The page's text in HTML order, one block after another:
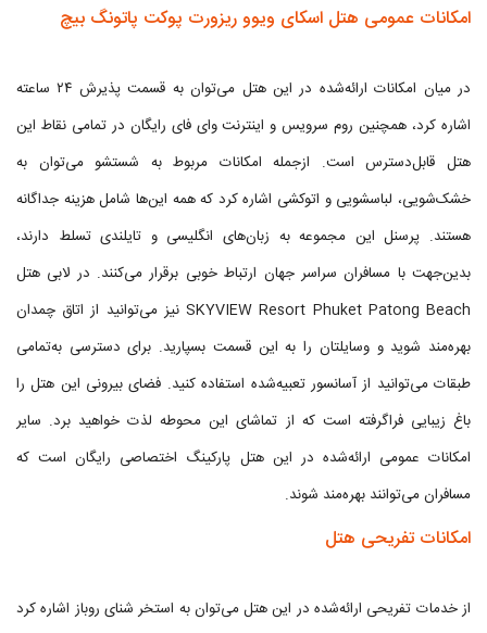
امکانات عمومی هتل اسکای ویوو ریزورت پوکت پاتونگ بیچ
در میان امکانات ارائه‌شده در این هتل می‌توان به قسمت پذیرش ۲۴ ساعته
اشاره کرد، همچنین روم سرویس و اینترنت وای فای رایگان در تمامی نقاط این
هتل قابل‌دسترس است. ازجمله امکانات مربوط به شستشو می‌توان به
خشک‌شویی، لباسشویی و اتوکشی اشاره کرد که همه این‌ها شامل هزینه جداگانه
هستند. پرسنل این مجموعه به زبان‌های انگلیسی و تایلندی تسلط دارند،
بدین‌جهت با مسافران سراسر جهان ارتباط خوبی برقرار می‌کنند. در لابی هتل
SKYVIEW Resort Phuket Patong Beach نیز می‌توانید از اتاق چمدان
بهره‌مند شوید و وسایلتان را به این قسمت بسپارید. برای دسترسی به‌تمامی
طبقات می‌توانید از آسانسور تعبیه‌شده استفاده کنید. فضای بیرونی این هتل را
باغ زیبایی فراگرفته است که از تماشای این محوطه لذت خواهید برد. سایر
امکانات عمومی ارائه‌شده در این هتل پارکینگ اختصاصی رایگان است که
مسافران می‌توانند بهره‌مند شوند.
امکانات تفریحی هتل
از خدمات تفریحی ارائه‌شده در این هتل می‌توان به استخر شنای روباز اشاره کرد